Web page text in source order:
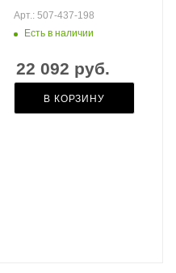
Есть в наличии
Арт.: 507-437-198
22 092 руб.
В КОРЗИНУ